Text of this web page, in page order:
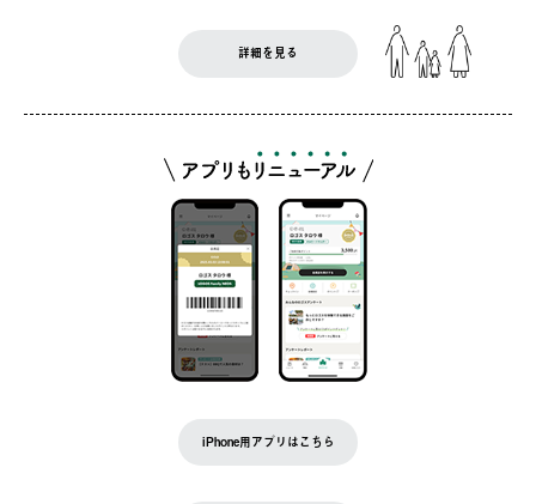
詳細を見る
iPhone用アプリはこちら